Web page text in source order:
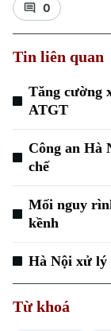
0
Tin liên quan
Tăng cường
ATGT
Công an Hà
chế
Mối nguy
kềnh
Hà Nội xử lý
Từ khoá